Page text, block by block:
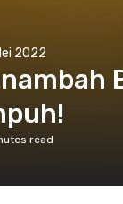
2022
read